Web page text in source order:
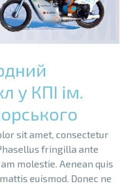
у КПІ ім.
sit amet, consectetur
fringilla ante
molestie. Aenean quis
euismod. Donec ne